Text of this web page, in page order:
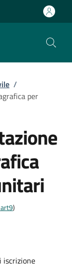
/
per
)
iscrizione